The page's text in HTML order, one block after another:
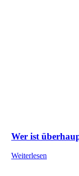
Wer ist
Weiterlesen